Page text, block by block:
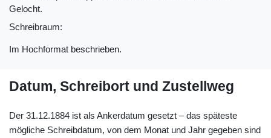
Gelocht.
Schreibraum:
Im Hochformat beschrieben.
Datum, Schreibort und Zustellweg
Der 31.12.1884 ist als Ankerdatum gesetzt – das späteste
mögliche Schreibdatum, von dem Monat und Jahr gegeben sind